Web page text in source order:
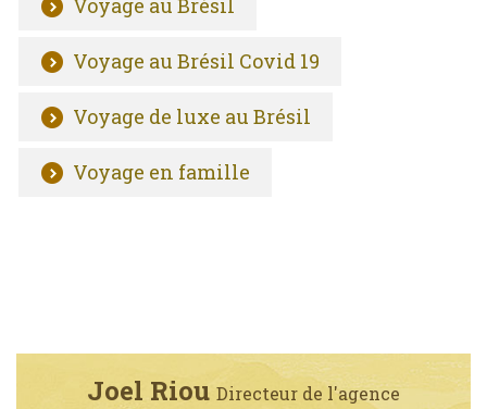
Voyage au Brésil
Voyage au Brésil Covid 19
Voyage de luxe au Brésil
Voyage en famille
Joel Riou Directeur de l'agence